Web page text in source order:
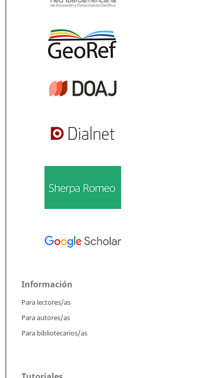
Información
Para lectores/as
Para autores/as
Para bibliotecarios/as